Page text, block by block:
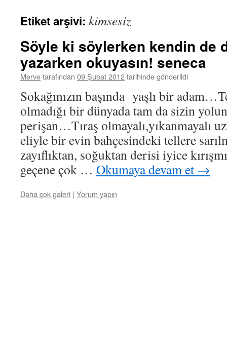
Etiket arşivi: kimsesiz
Söyle ki söylerken kendin de
yazarken okuyasın! seneca
Mervetarafından 09 Şubat 2012tarihinde gönderildi
Sokağınızın başında yaşlı bir
olmadığı bir dünyada tam da sizin
perişan…Tıraş olmayalı,yıkanmayalı
eliyle bir evin bahçesindeki tellere
zayıflıktan, soğuktan derisi iyice
geçene çok … Okumaya devam et →
Daha çok galeri | Yorum yapın